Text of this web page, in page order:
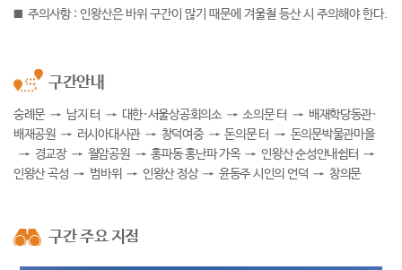
주의사항 : 인왕산은 바위 구간이 많기 때문에 겨울철 등산 시 주의해야 한다.
구간안내
숭례문 → 남지 터 → 대한·서울상공회의소 → 소의문 터 → 배재학당동관·
배재공원 → 러시아대사관 → 창덕여중 → 돈의문 터 → 돈의문박물관마을
→ 경교장 → 월암공원 → 홍파동 홍난파 가옥 → 인왕산 순성안내쉼터 →
인왕산 곡성 → 범바위 → 인왕산 정상 → 윤동주 시인의 언덕 → 창의문
구간 주요 지점